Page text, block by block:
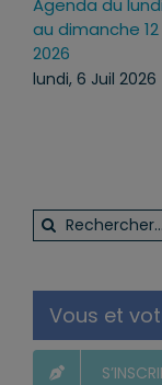
Agenda du
au dimanche
2026
lundi, 6 Juil 2026
Rechercher:
Vous et